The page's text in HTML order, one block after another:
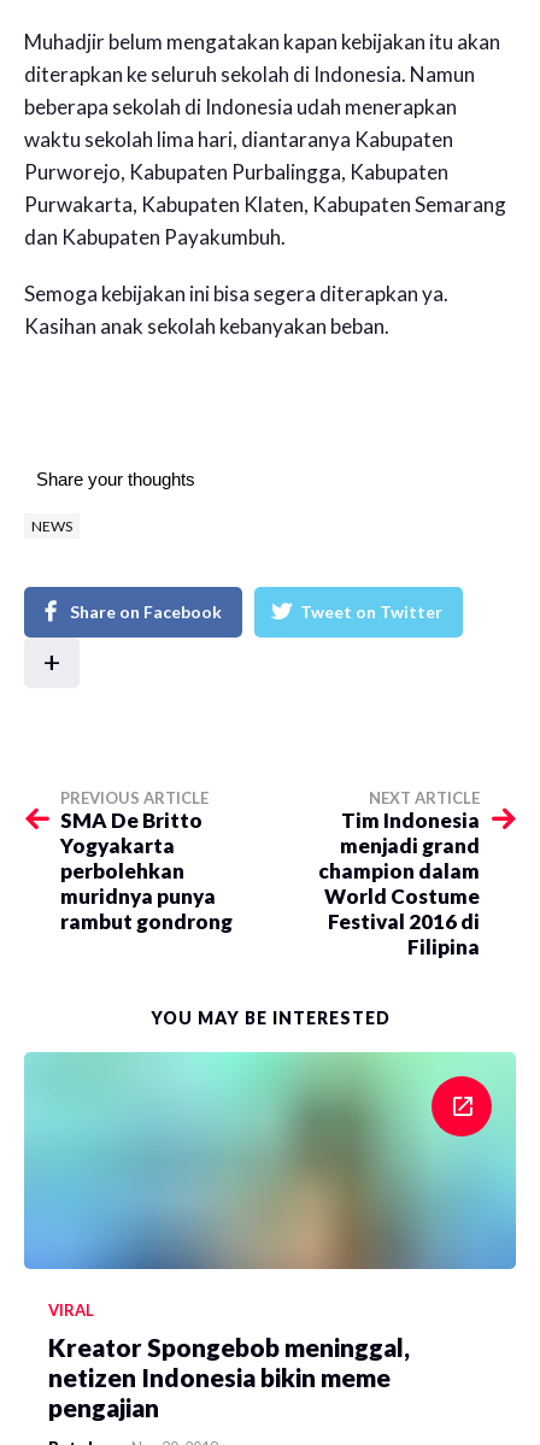
Muhadjir belum mengatakan kapan kebijakan itu akan
diterapkan ke seluruh sekolah di Indonesia. Namun
beberapa sekolah di Indonesia udah menerapkan
waktu sekolah lima hari, diantaranya Kabupaten
Purworejo, Kabupaten Purbalingga, Kabupaten
Purwakarta, Kabupaten Klaten, Kabupaten Semarang
dan Kabupaten Payakumbuh.
Semoga kebijakan ini bisa segera diterapkan ya.
Kasihan anak sekolah kebanyakan beban.
Share your thoughts
NEWS
Share on Facebook Tweet on Twitter
+
PREVIOUS ARTICLE
SMA De Britto
Yogyakarta
perbolehkan
muridnya punya
rambut gondrong
NEXT ARTICLE
Tim Indonesia
menjadi grand
champion dalam
World Costume
Festival 2016 di
Filipina
YOU MAY BE INTERESTED
VIRAL
Kreator Spongebob meninggal,
netizen Indonesia bikin meme
pengajian